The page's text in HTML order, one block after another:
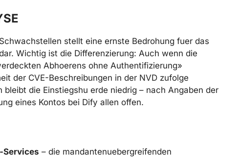
stellt eine ernste Bedrohung fuer das
Wichtig ist die Differenzierung: Auch wenn die
Abhoerens ohne Authentifizierung»
der CVE-Beschreibungen in der NVD zufolge
die Einstiegshu erde niedrig – nach Angaben der
eines Kontos bei Dify allen offen.
Services – die mandantenuebergreifenden